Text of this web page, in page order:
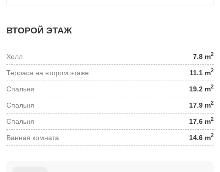
ВТОРОЙ ЭТАЖ
Холл 7.8 m2
Терраса на втором этаже 11.1 m2
Спальня 19.2 m2
Спальня 17.9 m2
Спальня 17.6 m2
Ванная комната 14.6 m2